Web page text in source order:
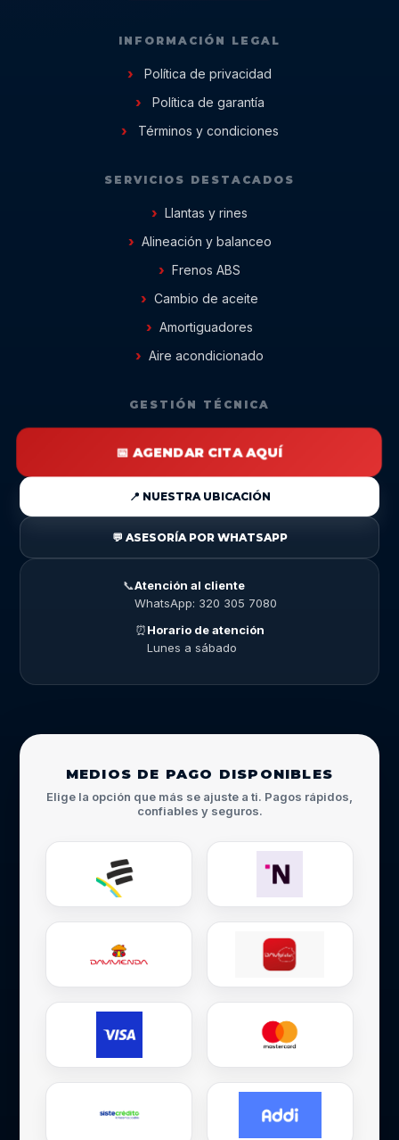
INFORMACIÓN LEGAL
Política de privacidad
Política de garantía
Términos y condiciones
SERVICIOS DESTACADOS
Llantas y rines
Alineación y balanceo
Frenos ABS
Cambio de aceite
Amortiguadores
Aire acondicionado
GESTIÓN TÉCNICA
📅 AGENDAR CITA AQUÍ
📍 NUESTRA UBICACIÓN
💬 ASESORÍA POR WHATSAPP
📞Atención al cliente
WhatsApp: 320 305 7080
⏰Horario de atención
Lunes a sábado
MEDIOS DE PAGO DISPONIBLES
Elige la opción que más se ajuste a ti. Pagos rápidos,
confiables y seguros.